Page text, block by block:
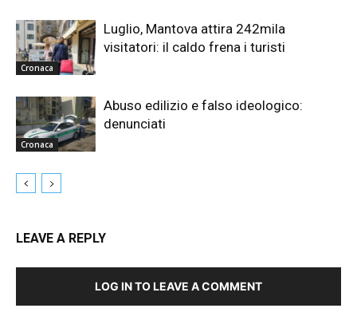
Cronaca
Luglio, Mantova attira 242mila
visitatori: il caldo frena i turisti
Cronaca
Abuso edilizio e falso ideologico:
denunciati
LEAVE A REPLY
LOG IN TO LEAVE A COMMENT